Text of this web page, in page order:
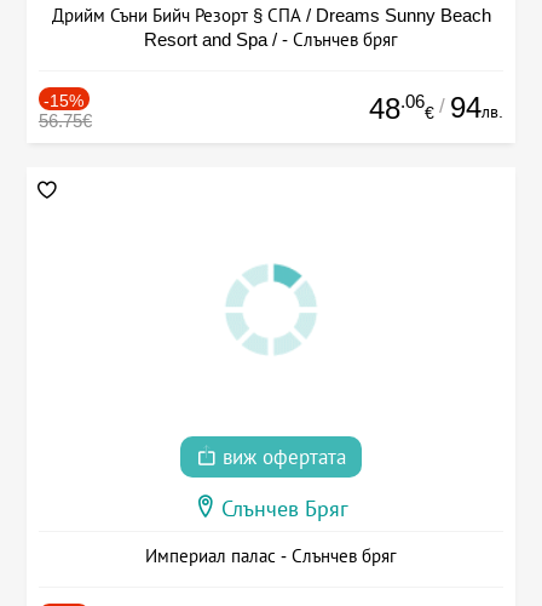
Дрийм Съни Бийч Резорт § СПА / Dreams Sunny Beach
Resort and Spa / - Слънчев бряг
-15%
56.75€ 48.06
€ / 94лв.
виж офертата
Слънчев Бряг
Империал палас - Слънчев бряг